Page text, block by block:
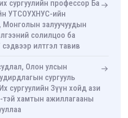
сургуулийн профессор Ба
УТСОУХНУС-ийн
Монголын залуучуудын
солилцоо ба
илтгэл тавив
Олон улсын
сургууль
сургуулийн Зүүн хойд ази
тэй хамтын ажиллагааны